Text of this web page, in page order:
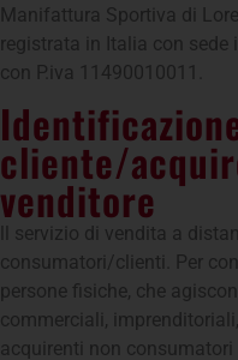
Manifattura Sportiva di
registrata in Italia con sede
con P.iva 11490010011.
cliente/
venditore
ll servizio di vendita a
consumatori/clienti. Per
persone fisiche, che
commerciali,
acquirenti non